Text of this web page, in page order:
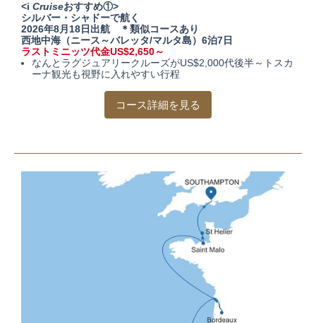
<i Cruiseおすすめ①>
シルバー・シャドーで航く
2026年8月18日出航 ＊類似コースあり
西地中海（ニース～バレッタ/マルタ島）6泊7日
ラストミニッツ代金US$2,650～
なんとラグジュアリークルーズがUS$2,000代後半～ トスカ
ーナ観光も視野に入れやすい行程
コース詳細を見る